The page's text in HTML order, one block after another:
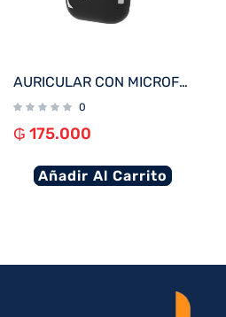
AURICULAR CON MICROFONO KLIP KTE-050BK TUNEFIBUDS TOUCH/TWS/BT/WIRELESS NEGRO
0
₲ 175.000
Añadir Al Carrito